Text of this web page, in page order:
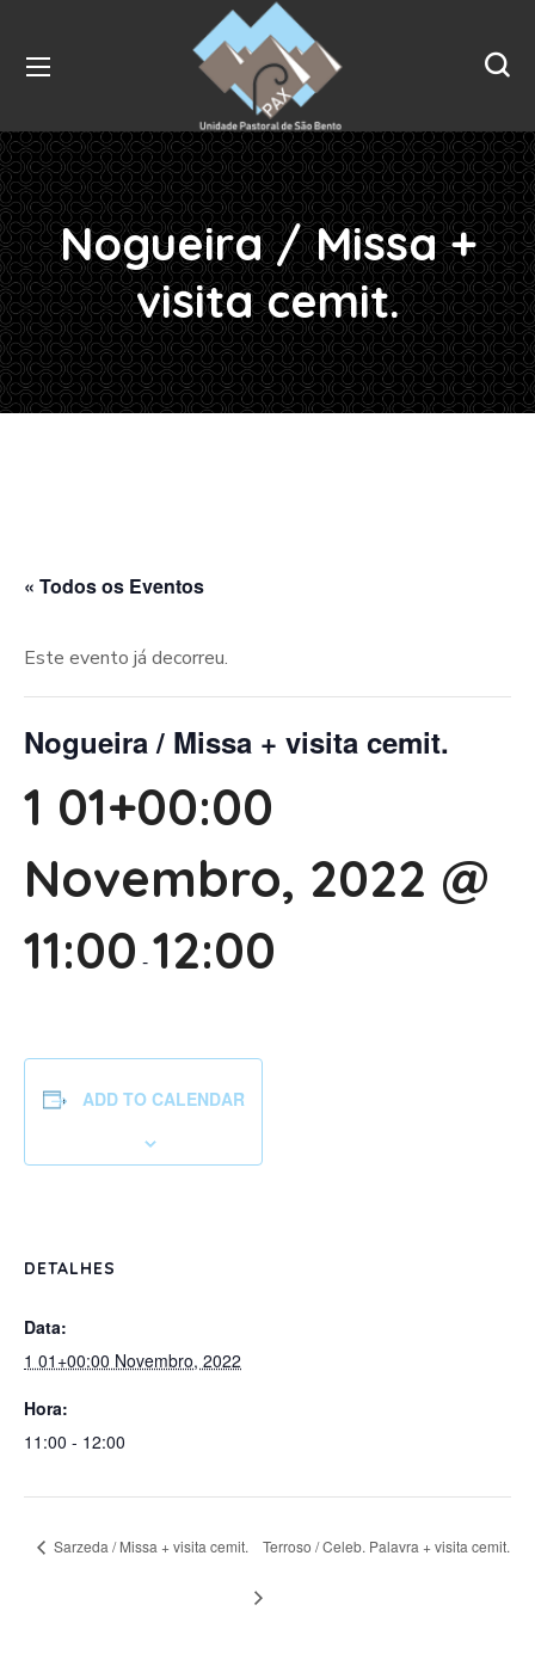
Nogueira / Missa +
visita cemit.
« Todos os Eventos
Este evento já decorreu.
Nogueira / Missa + visita cemit.
1 01+00:00
Novembro, 2022 @
11:00 -12:00
ADD TO CALENDAR
DETALHES
Data:
1 01+00:00 Novembro, 2022
Hora:
11:00 - 12:00
Sarzeda / Missa + visita cemit. Terroso / Celeb. Palavra + visita cemit.